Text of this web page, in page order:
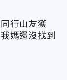
行山友獲
媽還沒找到